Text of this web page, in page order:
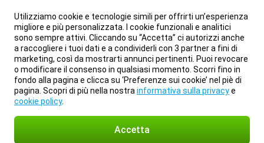
Utilizziamo cookie e tecnologie simili per offrirti un’esperienza
migliore e più personalizzata. I cookie funzionali e analitici
sono sempre attivi. Cliccando su “Accetta” ci autorizzi anche
a raccogliere i tuoi dati e a condividerli con 3 partner a fini di
marketing, così da mostrarti annunci pertinenti. Puoi revocare
o modificare il consenso in qualsiasi momento. Scorri fino in
fondo alla pagina e clicca su ‘Preferenze sui cookie’ nel piè di
pagina. Scopri di più nella nostra informativa sulla privacye
cookie policy.
Accetta